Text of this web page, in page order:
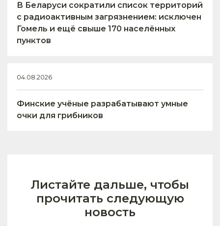
В Беларуси сократили список территорий
с радиоактивным загрязнением: исключен
Гомель и ещё свыше 170 населённых
пунктов
04.08.2026
Финские учёные разрабатывают умные
очки для грибников
Листайте дальше, чтобы
прочитать следующую
новость